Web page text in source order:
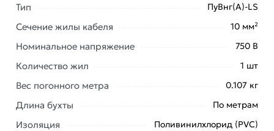
Условия доставки и цены на товар Провод
установочный ККЗ ПуВнг(А)-LS 1х10 силовой медный
категорииПровод медный жесткий ПВ1 (ПуВ)
действительны в Москве и области.
Наши профессиональные менеджеры обработают
заказ и свяжутся с Вами для согласования условий
Тип ПуВнг(А)-LS
Сечение жилы кабеля 10 мм²
Номинальное напряжение 750 В
Количество жил 1 шт
Вес погонного метра 0.107 кг
Длина бухты По метрам
Изоляция Поливинилхлорид (PVC)